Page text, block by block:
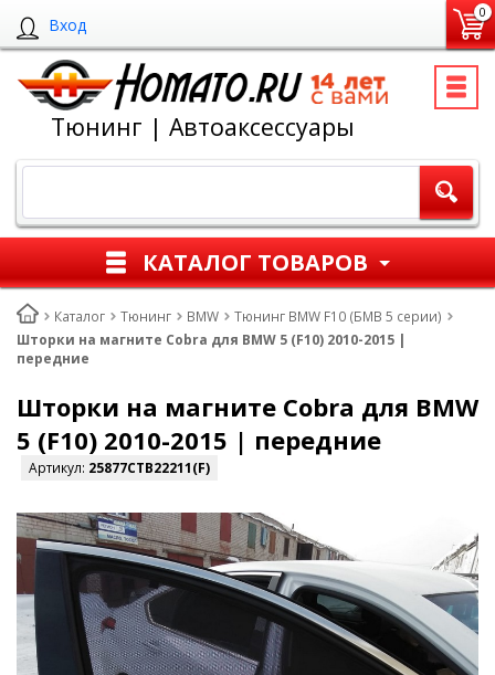
Вход
0
Тюнинг | Автоаксессуары
КАТАЛОГ ТОВАРОВ
Каталог Тюнинг BMW
Тюнинг BMW F10 (БМВ 5 серии)
Шторки на магните Cobra для BMW 5 (F10) 2010-2015 |
передние
Шторки на магните Cobra для BMW
5 (F10) 2010-2015 | передние
Артикул: 25877CTB22211(F)